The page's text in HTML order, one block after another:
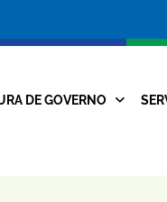
da
Prefeitura
DE GOVERNO